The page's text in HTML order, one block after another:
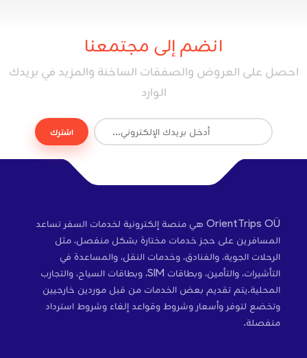
انضم إلى مجتمعنا
احصل على العروض والصفقات الساخنة والمزيد في بريدك
الوارد
اشترك
OrientTrips OÜ هي منصة إلكترونية لخدمات السفر تساعد
المسافرين على حجز خدمات مختارة بشكل منفصل، مثل
الرحلات الجوية، والفنادق، وخدمات النقل، والمساعدة في
التأشيرات، والتأمين، وبطاقات SIM، وبطاقات السياح، والتجارب
المحلية.يتم تقديم بعض الخدمات من قبل موردين خارجيين
وتخضع لتوفر وأسعار وشروط وقواعد إلغاء وشروط استرداد
منفصلة.